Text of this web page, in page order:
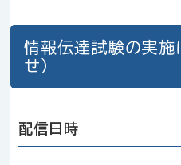
情報伝達試験の実施
せ）
配信日時